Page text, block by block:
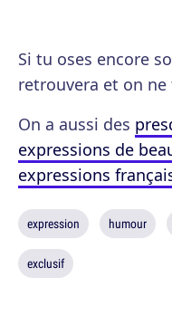
Si tu oses encore
retrouvera et on
On a aussi des
expressions de
expressions
expression humour
exclusif